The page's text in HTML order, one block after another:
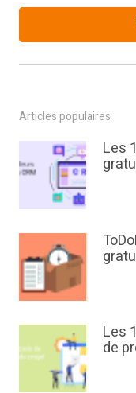
Articles populaires
Les
Les
de